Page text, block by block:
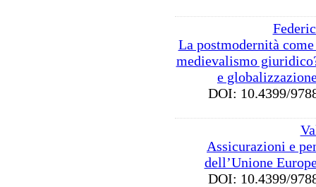
La postmodernità
medievalismo
e
DOI: 10.4399/
Assicurazioni e
dell’Unione
DOI: 10.4399/